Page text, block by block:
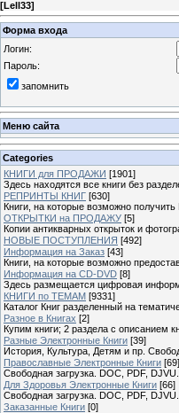
[Lell33]
Форма входа
Логин:
Пароль:
запомнить
Меню сайта
Categories
КНИГИ для ПРОДАЖИ [1901]
Здесь находятся все книги без
РЕПРИНТЫ КНИГ [630]
Книги, на которые возможно
ОТКРЫТКИ на ПРОДАЖУ [5]
Копии антикварных открыток и
НОВЫЕ ПОСТУПЛЕНИЯ [492]
Информация на Заказ [43]
Книги, на которые возможно
Информация на CD-DVD [8]
Здесь размещается цифровая
КНИГИ по ТЕМАМ [9331]
Каталог Книг разделенный на
Разное в Книгах [2]
Купим книги; 2 раздела с описанием
Разные Электронные Книги [39]
История, Культура, Детям и пр.
Православные Электронные Книги [69]
Свободная загрузка. DOC, PDF, DJVU.
Для Здоровья Электронные Книги [66]
Свободная загрузка. DOC, PDF, DJVU.
Заказанные Книги [0]